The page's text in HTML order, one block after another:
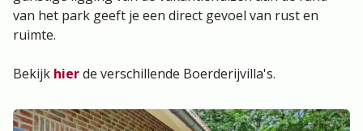
van het park geeft je een direct gevoel van rust en
ruimte.
Bekijk hierde verschillende Boerderijvilla's.